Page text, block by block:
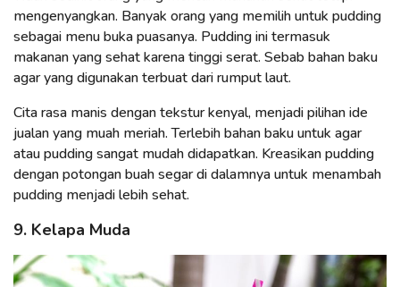
mengenyangkan. Banyak orang yang memilih untuk pudding
sebagai menu buka puasanya. Pudding ini termasuk
makanan yang sehat karena tinggi serat. Sebab bahan baku
agar yang digunakan terbuat dari rumput laut.
Cita rasa manis dengan tekstur kenyal, menjadi pilihan ide
jualan yang muah meriah. Terlebih bahan baku untuk agar
atau pudding sangat mudah didapatkan. Kreasikan pudding
dengan potongan buah segar di dalamnya untuk menambah
pudding menjadi lebih sehat.
9. Kelapa Muda